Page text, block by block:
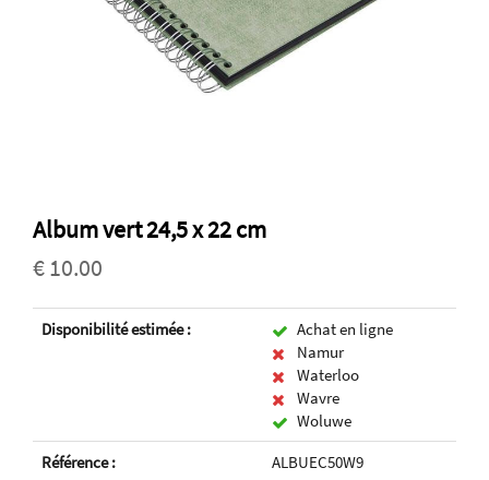
Album vert 24,5 x 22 cm
€ 10.00
Disponibilité estimée :
Achat en ligne
Namur
Waterloo
Wavre
Woluwe
Référence :
ALBUEC50W9